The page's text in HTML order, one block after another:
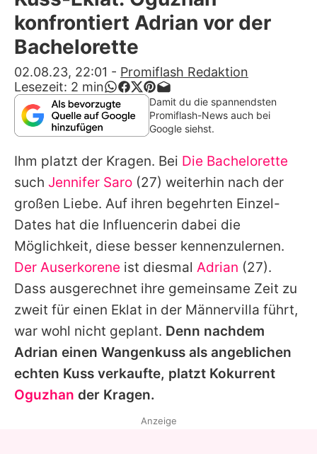
Alle Themen auf Promiflash
App runterladen
Team
Redaktionelle Richtlinien
Impressum
Datenschutzerklärung
Nutzungsbedingungen
Utiq verwalten
konfrontiert Adrian vor der
Bachelorette
02.08.23, 22:01 - Promiflash Redaktion
Lesezeit: 2 min
Damit du die spannendsten
Promiflash-News auch bei
Google siehst.
Ihm platzt der Kragen. Bei Die Bachelorette
such Jennifer Saro (27) weiterhin nach der
großen Liebe. Auf ihren begehrten Einzel-
Dates hat die Influencerin dabei die
Möglichkeit, diese besser kennenzulernen.
Der Auserkorene ist diesmal Adrian (27).
Dass ausgerechnet ihre gemeinsame Zeit zu
zweit für einen Eklat in der Männervilla führt,
war wohl nicht geplant. Denn nachdem
Adrian einen Wangenkuss als angeblichen
echten Kuss verkaufte, platzt Kokurrent
Oguzhan der Kragen.
Anzeige